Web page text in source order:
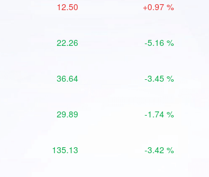
12.50 +0.97 %
22.26 -5.16 %
36.64 -3.45 %
29.89 -1.74 %
135.13 -3.42 %